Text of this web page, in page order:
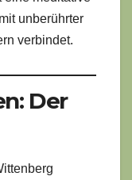
unberührter
verbindet.
Der